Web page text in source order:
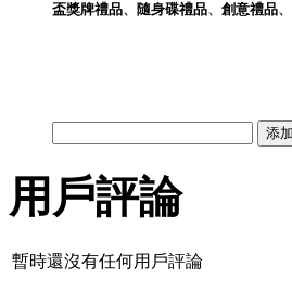
盃獎牌禮品、 隨身碟禮品、 創意禮品、
用戶評論
暫時還沒有任何用戶評論